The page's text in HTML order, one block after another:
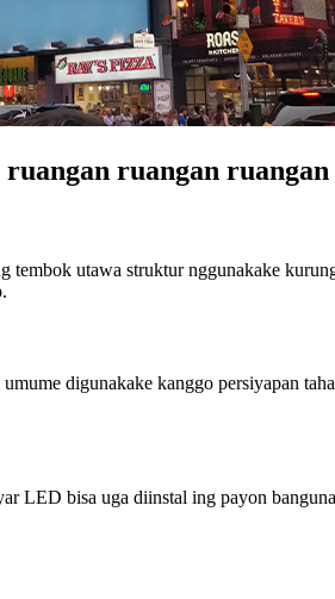
ruangan ruangan
tembok utawa struktur nggunakake
digunakake kanggo persiyapan
LED bisa uga diinstal ing payon